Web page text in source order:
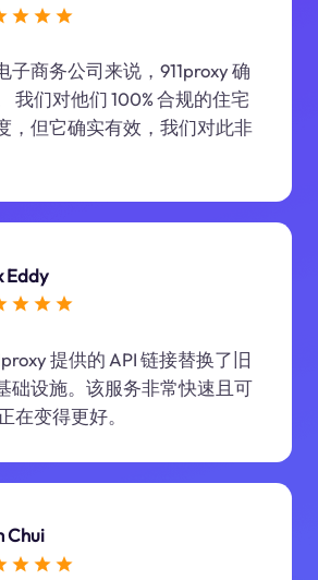
子商务公司来说，911proxy 确
我们对他们 100% 合规的住宅
，但它确实有效，我们对此非
Eddy
提供的 API 链接替换了旧
础设施。该服务非常快速且可
在变得更好。
Chui